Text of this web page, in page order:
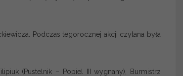
Podczas tegorocznej akcji czytana była
(Pustelnik – Popiel III wygnany), Burmistrz